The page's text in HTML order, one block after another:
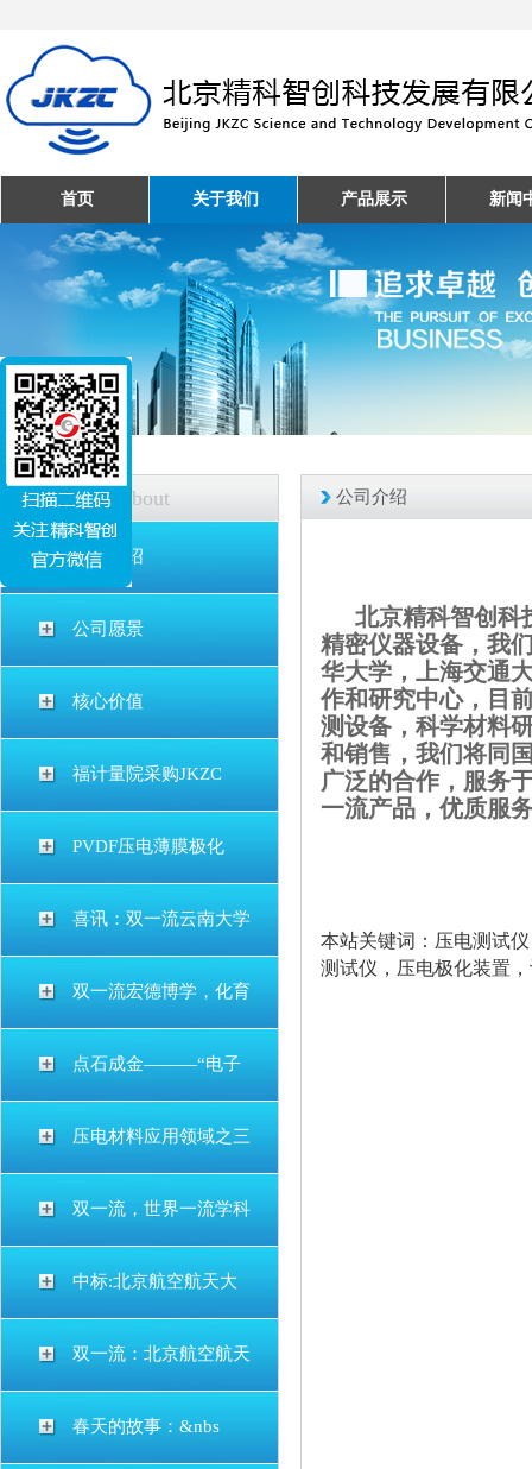
首页 关于我们 产品展示 新闻
关于我们 About
公司介绍
公司愿景
核心价值
福计量院采购JKZC
PVDF压电薄膜极化
喜讯：双一流云南大学
双一流宏德博学，化育
点石成金———“电子
压电材料应用领域之三
双一流，世界一流学科
中标:北京航空航天大
双一流：北京航空航天
春天的故事：&nbs
公司介绍
北京精科智创科
精密仪器设备，我
华大学，上海交通
作和研究中心，目
测设备，科学材料
和销售，我们将同
广泛的合作，服务
一流产品，优质服
本站关键词：压电测试
测试仪，压电极化装置